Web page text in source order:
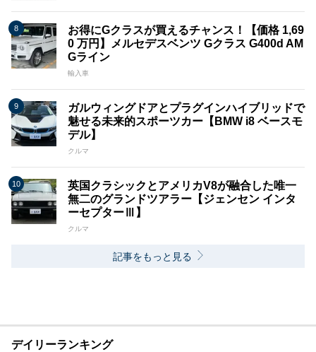
お得にGクラスが買えるチャンス！【価格 1,69
0 万円】メルセデスベンツ Gクラス G400d AM
Gライン
輸入車
ガルウィングドアとプラグインハイブリッドで
魅せる未来的スポーツカー【BMW i8 ベースモ
デル】
クルマ
英国クラシックとアメリカV8が融合した唯一
無二のグランドツアラー【ジェンセン インタ
ーセプターⅢ】
クルマ
記事をもっと見る
デイリーランキング